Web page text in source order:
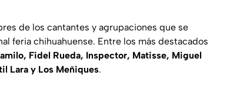
de los cantantes y agrupaciones que se
feria chihuahuense. Entre los más destacados
Fidel Rueda, Inspector, Matisse, Miguel
Lara y Los Meñiques.